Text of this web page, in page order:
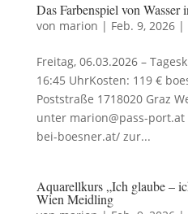
Das Farbenspiel von
von marion | Feb. 9, 2026|
Freitag, 06.03.2026 –
16:45 UhrKosten: 119 €
Poststraße 1718020 Graz
unter marion@pass-
bei-boesner.at/ zur...
Aquarellkurs „Ich glaube –
Wien Meidling